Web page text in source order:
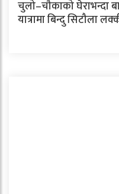
चुलो–चौकाको घेराभन्दा
यात्रामा बिन्दु सिटौला